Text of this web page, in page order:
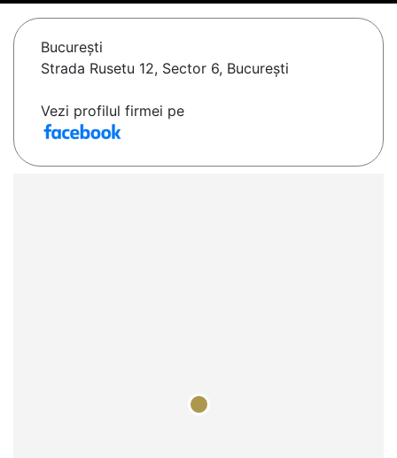
Bucureşti
Strada Rusetu 12, Sector 6, București
Vezi profilul firmei pe